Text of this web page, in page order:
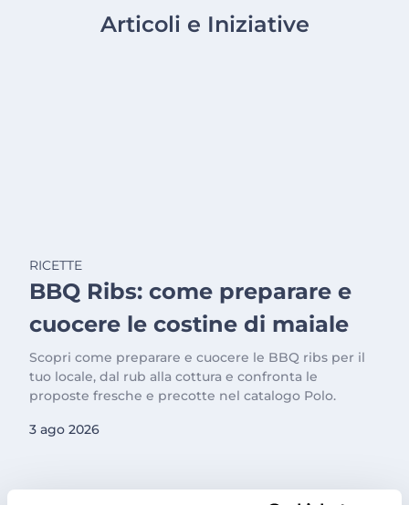
Articoli e Iniziative
RICETTE
BBQ Ribs: come preparare e
cuocere le costine di maiale
Scopri come preparare e cuocere le BBQ ribs per il
tuo locale, dal rub alla cottura e confronta le
proposte fresche e precotte nel catalogo Polo.
3 ago 2026